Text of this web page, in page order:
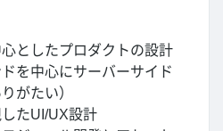
としたプロダクトの設計
を中心にサーバーサイド
がたい）
たUI/UX設計